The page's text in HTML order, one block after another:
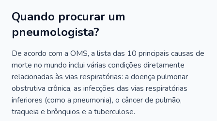
Quando procurar um
pneumologista?
De acordo com a OMS, a lista das 10 principais causas de
morte no mundo inclui várias condições diretamente
relacionadas às vias respiratórias: a doença pulmonar
obstrutiva crônica, as infecções das vias respiratórias
inferiores (como a pneumonia), o câncer de pulmão,
traqueia e brônquios e a tuberculose.